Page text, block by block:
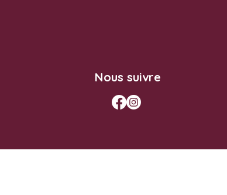
Nous suivre